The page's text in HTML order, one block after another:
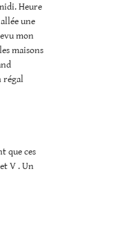
Heure
une
mon
maisons
régal
que ces
V . Un